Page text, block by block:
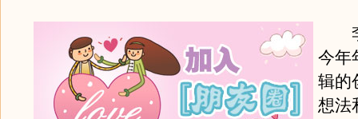
李
今年
辑的
想法